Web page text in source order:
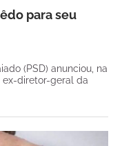
para seu
(PSD) anunciou, na
ex-diretor-geral da